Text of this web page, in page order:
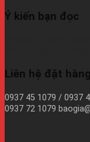
Ý kiến bạn đọc
Liên hệ đặt
0937 45 1079 / 0937
0937 72 1079